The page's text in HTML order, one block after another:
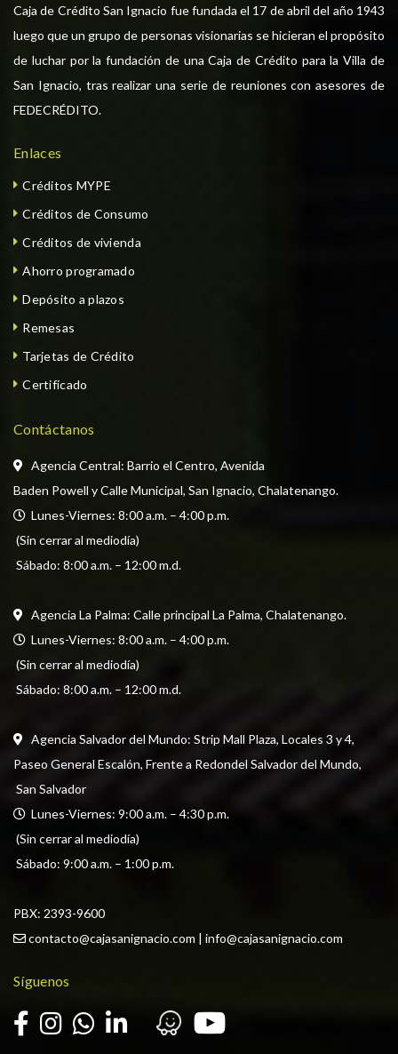
Caja de Crédito San Ignacio fue fundada el 17 de abril del año 1943
luego que un grupo de personas visionarias se hicieran el propósito
de luchar por la fundación de una Caja de Crédito para la Villa de
San Ignacio, tras realizar una serie de reuniones con asesores de
FEDECRÉDITO.
Enlaces
Créditos MYPE
Créditos de Consumo
Créditos de vivienda
Ahorro programado
Depósito a plazos
Remesas
Tarjetas de Crédito
Certificado
Contáctanos
Agencia Central: Barrio el Centro, Avenida
Baden Powell y Calle Municipal, San Ignacio, Chalatenango.
  Lunes-Viernes: 8:00 a.m. – 4:00 p.m.
(Sin cerrar al mediodía)
Sábado: 8:00 a.m. – 12:00 m.d.
Agencia La Palma: Calle principal La Palma, Chalatenango.
  Lunes-Viernes: 8:00 a.m. – 4:00 p.m.
(Sin cerrar al mediodía)
Sábado: 8:00 a.m. – 12:00 m.d.
Agencia Salvador del Mundo: Strip Mall Plaza, Locales 3 y 4,
Paseo General Escalón, Frente a Redondel Salvador del Mundo,
San Salvador
  Lunes-Viernes: 9:00 a.m. – 4:30 p.m.
(Sin cerrar al mediodía)
Sábado: 9:00 a.m. – 1:00 p.m.
PBX: 2393-9600
contacto@cajasanignacio.com | info@cajasanignacio.com
Síguenos